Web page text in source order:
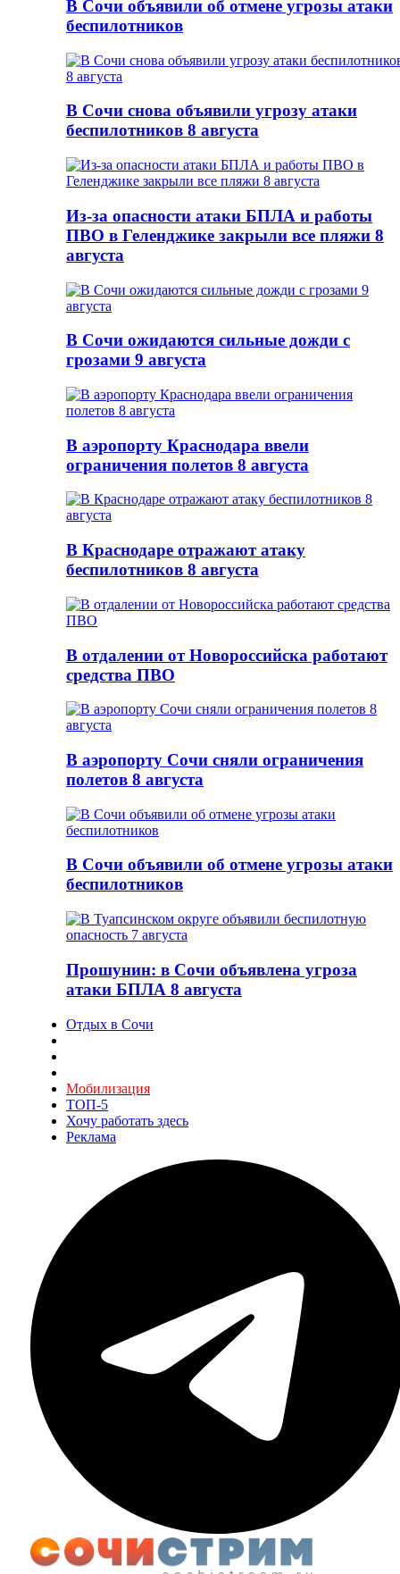
В Сочи объявили об отмене угрозы атаки
беспилотников
В Сочи снова объявили угрозу атаки
беспилотников 8 августа
Из-за опасности атаки БПЛА и работы
ПВО в Геленджике закрыли все пляжи 8
августа
В Сочи ожидаются сильные дожди с
грозами 9 августа
В аэропорту Краснодара ввели
ограничения полетов 8 августа
В Краснодаре отражают атаку
беспилотников 8 августа
В отдалении от Новороссийска работают
средства ПВО
В аэропорту Сочи сняли ограничения
полетов 8 августа
В Сочи объявили об отмене угрозы атаки
беспилотников
Прошунин: в Сочи объявлена угроза
атаки БПЛА 8 августа
Отдых в Сочи
Мобилизация
ТОП-5
Хочу работать здесь
Реклама